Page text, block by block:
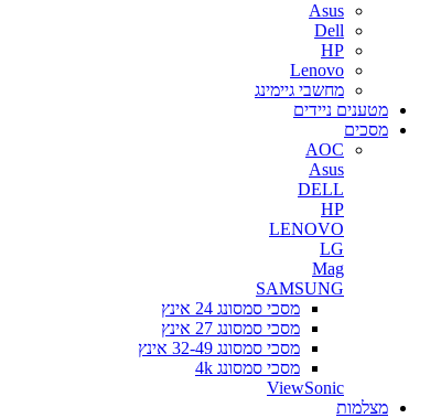
Asus
Dell
HP
Lenovo
מחשבי גיימינג
מטענים ניידים
מסכים
AOC
Asus
DELL
HP
LENOVO
LG
Mag
SAMSUNG
מסכי סמסונג 24 אינץ
מסכי סמסונג 27 אינץ
מסכי סמסונג 32-49 אינץ
מסכי סמסונג 4k
ViewSonic
מצלמות